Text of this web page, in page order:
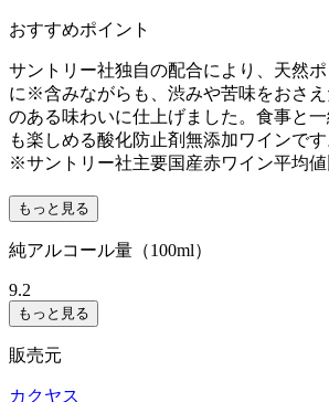
おすすめポイント
サントリー社独自の配合により、天然
に※含みながらも、渋みや苦味をおさ
のある味わいに仕上げました。食事と
も楽しめる酸化防止剤無添加ワインです
※サントリー社主要国産赤ワイン平均値
もっと見る
純アルコール量（100ml）
9.2
もっと見る
販売元
カクヤス